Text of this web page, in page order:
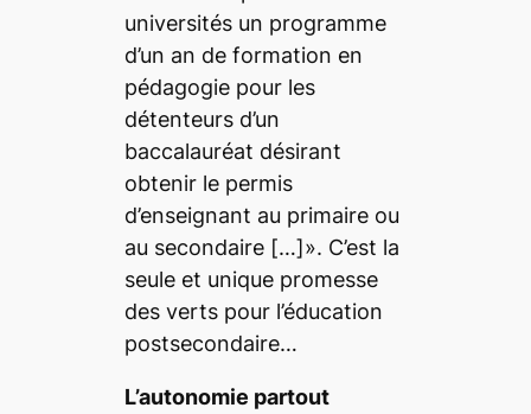
universités un programme
d’un an de formation en
pédagogie pour les
détenteurs d’un
baccalauréat désirant
obtenir le permis
d’enseignant au primaire ou
au secondaire […]». C’est la
seule et unique promesse
des verts pour l’éducation
postsecondaire…
L’autonomie partout